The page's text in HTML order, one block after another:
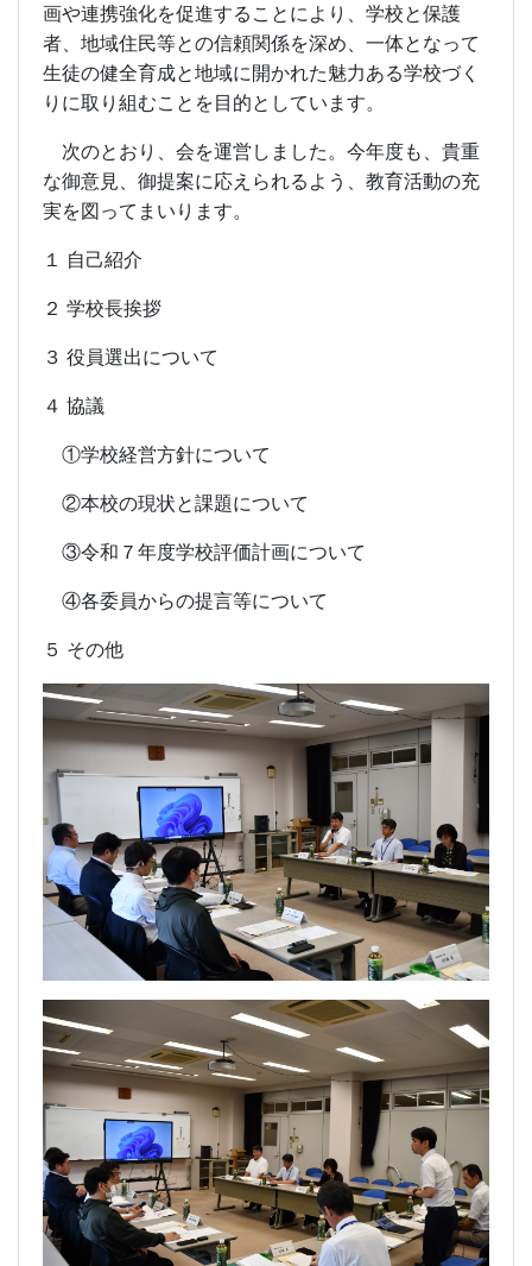
画や連携強化を促進することにより、学校と保護
者、地域住民等との信頼関係を深め、一体となって
生徒の健全育成と地域に開かれた魅力ある学校づく
りに取り組むことを目的としています。
次のとおり、会を運営しました。今年度も、貴重
な御意見、御提案に応えられるよう、教育活動の充
実を図ってまいります。
１ 自己紹介
２ 学校長挨拶
３ 役員選出について
４ 協議
①学校経営方針について
②本校の現状と課題について
③令和７年度学校評価計画について
④各委員からの提言等について
５ その他